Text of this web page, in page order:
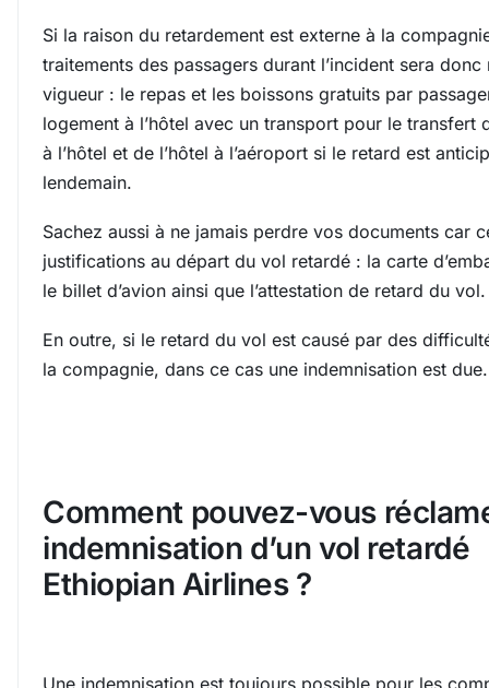
Si la raison du retardement est externe à la
traitements des passagers durant l’incident sera donc
vigueur : le repas et les boissons gratuits par
logement à l’hôtel avec un transport pour le transfert
à l’hôtel et de l’hôtel à l’aéroport si le retard est
lendemain.
Sachez aussi à ne jamais perdre vos documents car
justifications au départ du vol retardé : la carte
le billet d’avion ainsi que l’attestation de retard du vol.
En outre, si le retard du vol est causé par des
la compagnie, dans ce cas une indemnisation est due.
Comment pouvez-vous
indemnisation d’un vol retardé
Ethiopian Airlines ?
Une indemnisation est toujours possible pour les